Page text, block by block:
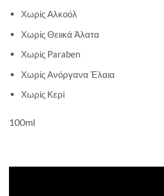
Χωρίς Αλκοόλ
Χωρίς Θειικά Άλατα
Χωρίς Paraben
Χωρίς Ανόργανα Έλαια
Χωρίς Κερί
100ml